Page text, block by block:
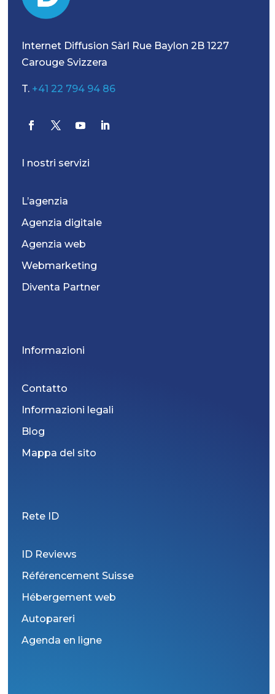
Internet Diffusion Sàrl Rue Baylon 2B 1227
Carouge Svizzera
T. +41 22 794 94 86
I nostri servizi
L’agenzia
Agenzia digitale
Agenzia web
Webmarketing
Diventa Partner
Informazioni
Contatto
Informazioni legali
Blog
Mappa del sito
Rete ID
ID Reviews
Référencement Suisse
Hébergement web
Autopareri
Agenda en ligne